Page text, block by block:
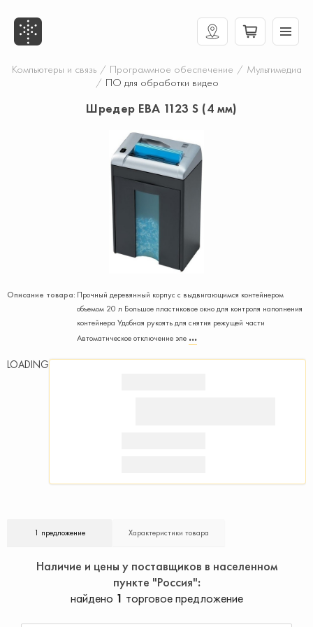
Компьютеры и связь / Программное обеспечение / Мультимедиа
/ ПО для обработки видео
Шредер EBA 1123 S (4 мм)
Описание товара: Прочный деревянный корпус с выдвигающимся контейнером
объемом 20 л Большое пластиковое окно для контроля наполнения
контейнера Удобная рукоять для снятия режущей части
Автоматическое отключение эле
LOADING
1 предложение Характеристики товара
Наличие и цены у поставщиков в населенном
пункте "Россия"
найдено 1 торговое предложение